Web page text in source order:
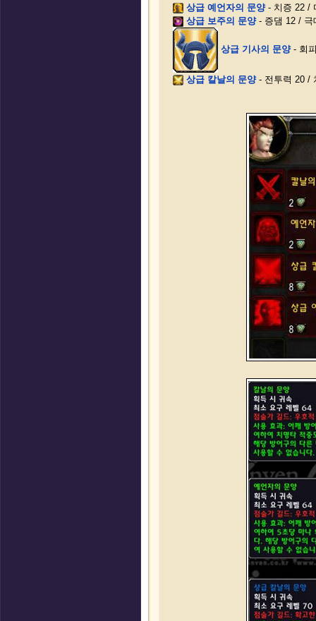
상급 예언자의 문양- 치증 22 /
상급 보주의 문양- 증댐 12 / 극
상급 기사의 문양- 회
상급 칼날의 문양- 전투력 20 /